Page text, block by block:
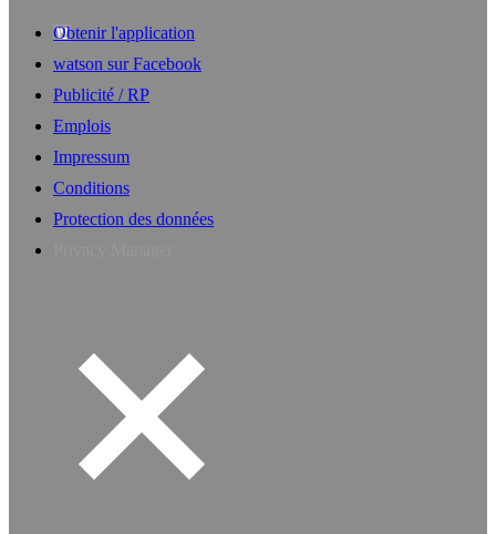
Obtenir l'application
watson sur Facebook
Publicité / RP
Emplois
Impressum
Conditions
Protection des données